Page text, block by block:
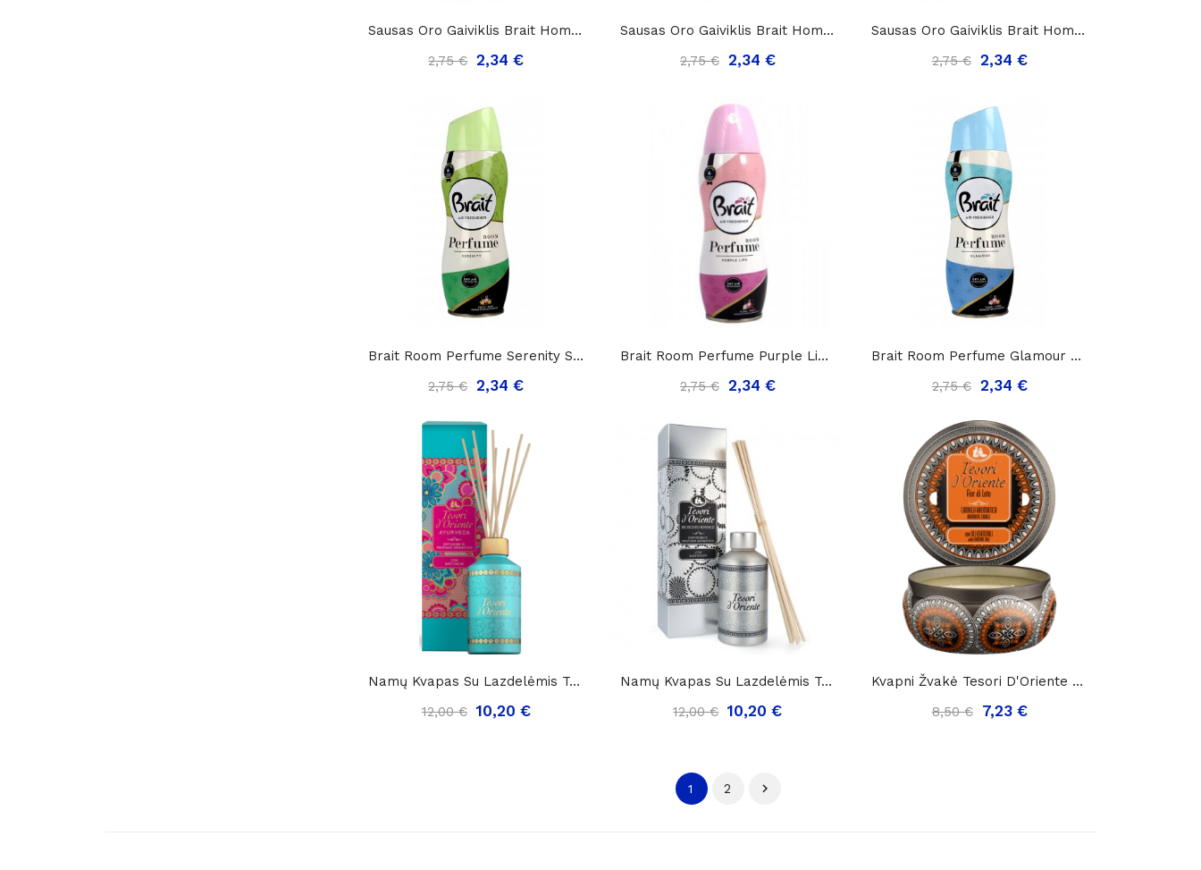
Sausas Oro Gaiviklis Brait Home Perfume...
2,75 € 2,34 €
Sausas Oro Gaiviklis Brait Home Perfume Moon...
2,75 € 2,34 €
Sausas Oro Gaiviklis Brait Home Perfume Choco...
2,75 € 2,34 €
Brait Room Perfume Serenity Sausas Oro...
2,75 € 2,34 €
Brait Room Perfume Purple Lips Sausas Oro...
2,75 € 2,34 €
Brait Room Perfume Glamour Sausas Oro Gaiviklis...
2,75 € 2,34 €
Namų Kvapas Su Lazdelėmis Tesori D'Oriente...
12,00 € 10,20 €
Namų Kvapas Su Lazdelėmis Tesori D'Oriente...
12,00 € 10,20 €
Kvapni Žvakė Tesori D'Oriente Lotuso Žiedai,...
8,50 €
7,23 €
1 2 